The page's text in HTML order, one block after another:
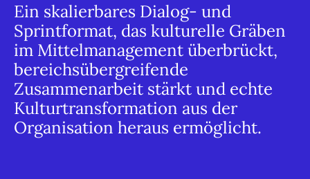
Ein skalierbares Dialog- und
Sprintformat, das kulturelle Gräben
im Mittelmanagement überbrückt,
bereichsübergreifende
Zusammenarbeit stärkt und echte
Kulturtransformation aus der
Organisation heraus ermöglicht.